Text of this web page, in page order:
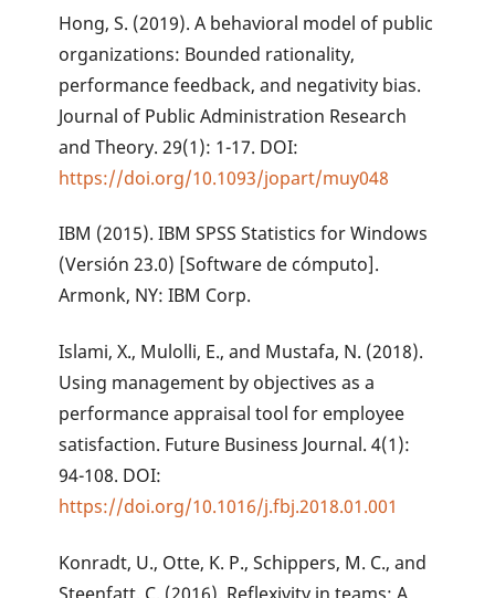
Hong, S. (2019). A behavioral model of public
organizations: Bounded rationality,
performance feedback, and negativity bias.
Journal of Public Administration Research
and Theory. 29(1): 1-17. DOI:
https://doi.org/10.1093/jopart/muy048
IBM (2015). IBM SPSS Statistics for Windows
(Versión 23.0) [Software de cómputo].
Armonk, NY: IBM Corp.
Islami, X., Mulolli, E., and Mustafa, N. (2018).
Using management by objectives as a
performance appraisal tool for employee
satisfaction. Future Business Journal. 4(1):
94-108. DOI:
https://doi.org/10.1016/j.fbj.2018.01.001
Konradt, U., Otte, K. P., Schippers, M. C., and